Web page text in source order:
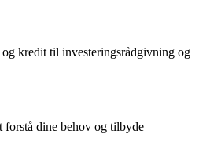
kredit til investeringsrådgivning og
forstå dine behov og tilbyde